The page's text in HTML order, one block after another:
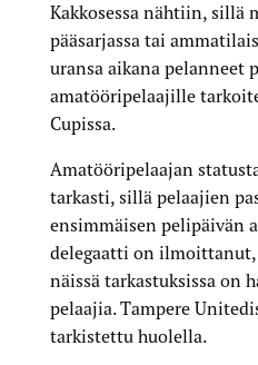
Kakkosessa nähtiin, sillä
pääsarjassa tai
uransa aikana pelanneet
amatööripelaajille
Cupissa.
Amatööripelaajan
tarkasti, sillä pelaajien
ensimmäisen pelipäivän
delegaatti on ilmoittanut,
näissä tarkastuksissa on
pelaajia. Tampere
tarkistettu huolella.